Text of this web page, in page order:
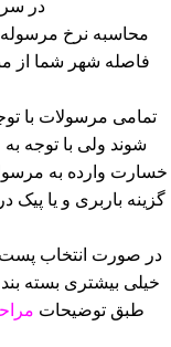
در
محاسبه نرخ
فاصله شهر شما از
تمامی مرسولات با
شوند ولی با توجه
خسارت وارده به
گزینه باربری و یا پیک
در صورت انتخاب
خیلی بیشتری بسته
طبق توضیحات